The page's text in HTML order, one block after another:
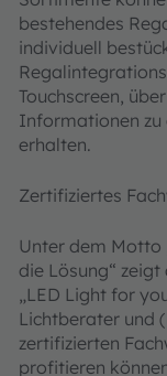
bestehendes
individuell
Touchscreen,
Informationen zu
erhalten.
Zertifiziertes
Unter dem Motto
die Lösung“
„LED Light for
Lichtberater und
zertifizierten
profitieren